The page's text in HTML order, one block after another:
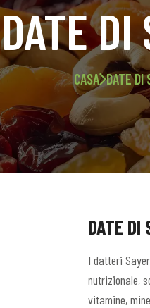
DATE DI
CASA DATE DI
DATE DI
I datteri
nutrizionale,
vitamine,